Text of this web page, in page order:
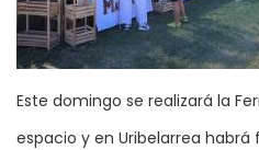
Este domingo se realizará la
espacio y en Uribelarrea